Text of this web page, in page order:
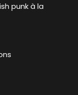
punk à la